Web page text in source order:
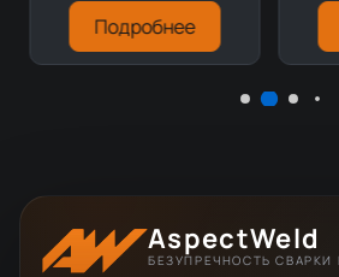
Подробнее
AspectWeld
БЕЗУПРЕЧНОСТЬ СВАРКИ